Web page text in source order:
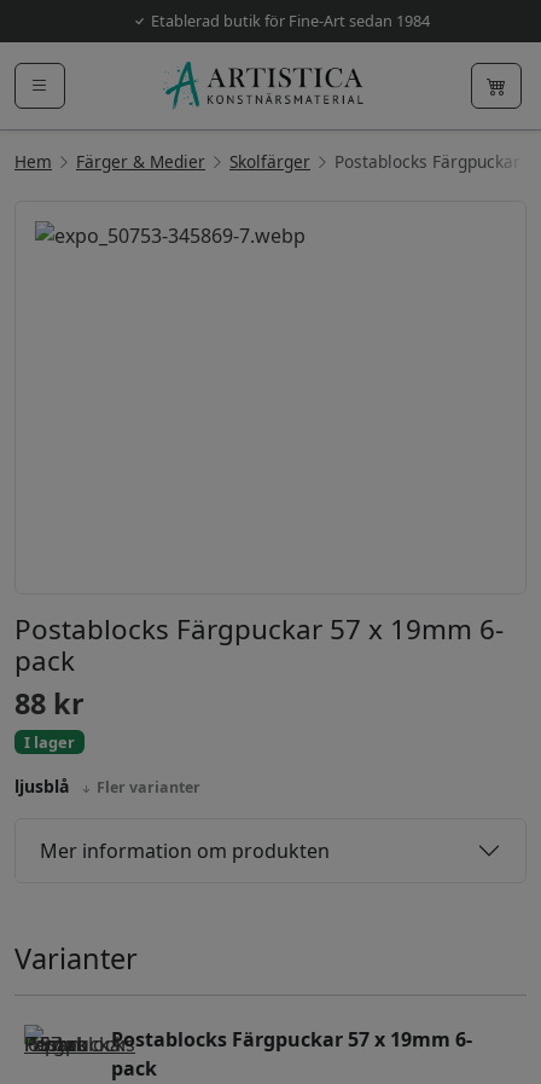
Etablerad butik för Fine-Art sedan 1984
Hem Färger & Medier Skolfärger Postablocks Färgpuckar
Postablocks Färgpuckar 57 x 19mm 6-
pack
88 kr
I lager
ljusblå Fler varianter
Mer information om produkten
Varianter
Postablocks Färgpuckar 57 x 19mm 6-
pack